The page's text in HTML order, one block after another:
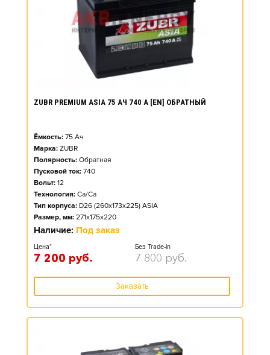
ZUBR PREMIUM ASIA 75 АЧ 740 А [EN] ОБРАТНЫЙ
Ёмкость: 75 Ач
Марка: ZUBR
Полярность: Обратная
Пусковой ток: 740
Вольт: 12
Технология: Ca/Ca
Тип корпуса: D26 (260x173x225) ASIA
Размер, мм: 271x175x220
Наличие: Под заказ
Цена*
7 200 руб.
Без Trade-in
7 800 руб.
Заказать